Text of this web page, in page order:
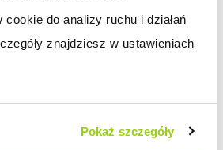
do analizy ruchu i działań
znajdziesz w ustawieniach
Pokaż szczegóły
wymagana